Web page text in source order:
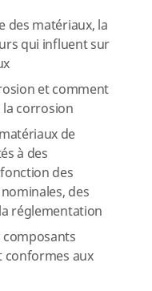
des matériaux, la
qui influent sur
et comment
la corrosion
de
à des
des
des
réglementation
conformes aux